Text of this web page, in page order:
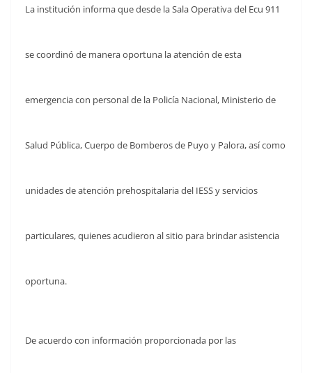
La institución informa que desde la Sala Operativa del Ecu 911
se coordinó de manera oportuna la atención de esta
emergencia con personal de la Policía Nacional, Ministerio de
Salud Pública, Cuerpo de Bomberos de Puyo y Palora, así como
unidades de atención prehospitalaria del IESS y servicios
particulares, quienes acudieron al sitio para brindar asistencia
oportuna.
De acuerdo con información proporcionada por las